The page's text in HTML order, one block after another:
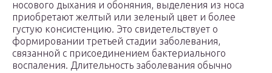
носового дыхания и обоняния, выделения из носа
приобретают желтый или зеленый цвет и более
густую консистенцию. Это свидетельствует о
формировании третьей стадии заболевания,
связанной с присоединением бактериального
воспаления. Длительность заболевания обычно